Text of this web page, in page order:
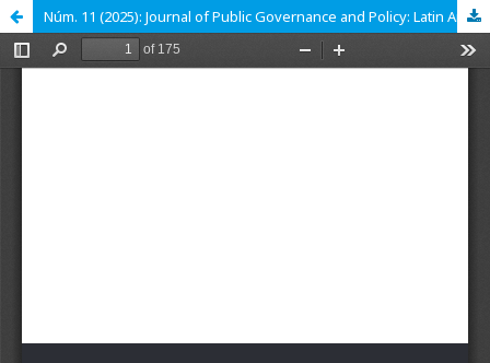
Núm. 11 (2025): Journal of Public Governance and Policy: Latin American Review